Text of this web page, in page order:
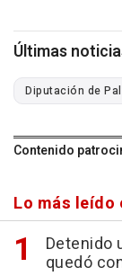
Últimas
Diputación de
Contenido
Lo más leído
Detenido
quedó